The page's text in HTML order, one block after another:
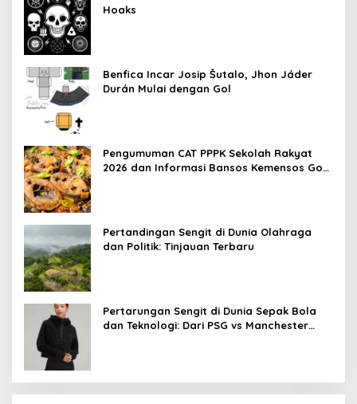
Hoaks
Benfica Incar Josip Šutalo, Jhon Jáder
Durán Mulai dengan Gol
Pengumuman CAT PPPK Sekolah Rakyat
2026 dan Informasi Bansos Kemensos Go
Pertandingan Sengit di Dunia Olahraga
dan Politik: Tinjauan Terbaru
Pertarungan Sengit di Dunia Sepak Bola
dan Teknologi: Dari PSG vs Manchester